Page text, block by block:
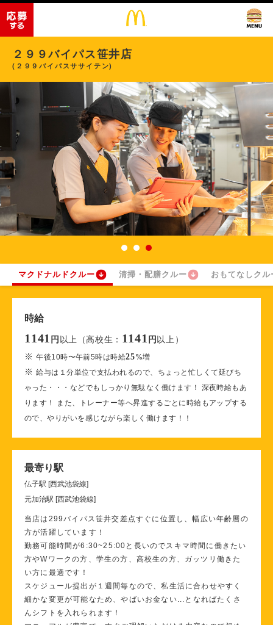
２９９バイパス笹井店
(２９９バイパスササイテン)
マクドナルドクルー 清掃・配膳クルー おもてなしクル
時給
1141 円 以上（高校生： 1141 円 以上）
※午後10時〜午前5時は時給25%増
※給与は１分単位で支払われるので、ちょっと忙しくて延びち
ゃった・・・などでもしっかり無駄なく働けます！ 深夜時給もあ
ります！ また、トレーナー等へ昇進するごとに時給もアップする
ので、やりがいを感じながら楽しく働けます！！
最寄り駅
仏子駅 [西武池袋線]
元加治駅 [西武池袋線]
当店は299バイパス笹井交差点すぐに位置し、幅広い年齢層の
方が活躍しています！
勤務可能時間が6:30~25:00と長いのでスキマ時間に働きたい
方やWワークの方、学生の方、高校生の方、ガッツリ働きた
い方に最適です！
スケジュール提出が１週間毎なので、私生活に合わせやすく
細かな変更が可能なため、やばいお金ない...となればたくさ
んシフトを入れられます！